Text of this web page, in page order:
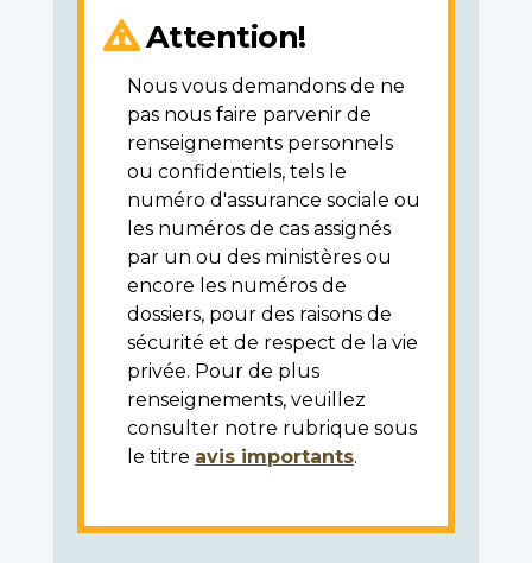
Attention!
Nous vous demandons de ne
pas nous faire parvenir de
renseignements personnels
ou confidentiels, tels le
numéro d'assurance sociale ou
les numéros de cas assignés
par un ou des ministères ou
encore les numéros de
dossiers, pour des raisons de
sécurité et de respect de la vie
privée. Pour de plus
renseignements, veuillez
consulter notre rubrique sous
le titre avis importants.